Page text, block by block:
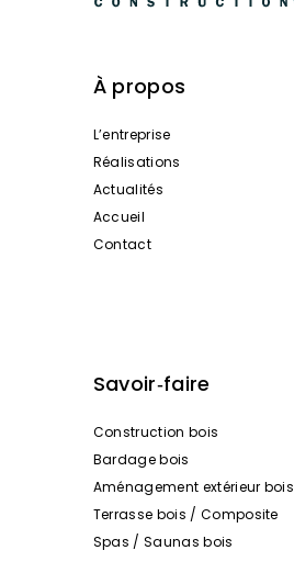
À propos
L’entreprise
Réalisations
Actualités
Accueil
Contact
Savoir‑faire
Construction bois
Bardage bois
Aménagement extérieur bois
Terrasse bois / Composite
Spas / Saunas bois